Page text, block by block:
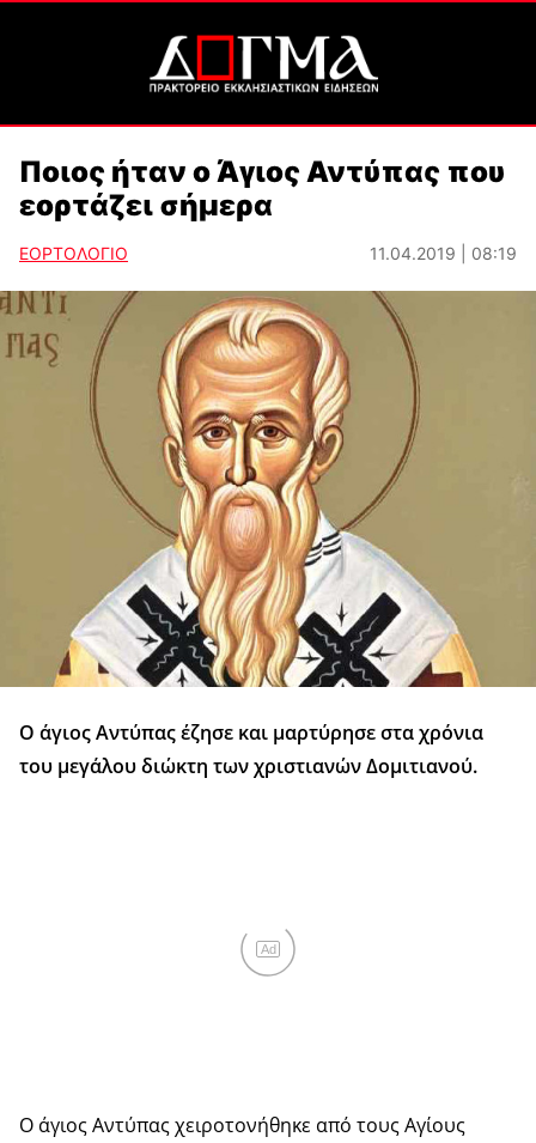
Ποιος ήταν ο Άγιος Αντύπας που
εορτάζει σήμερα
ΕΟΡΤΟΛΟΓΙΟ 11.04.2019 | 08:19
Ο άγιος Αντύπας έζησε και μαρτύρησε στα χρόνια
του μεγάλου διώκτη των χριστιανών Δομιτιανού.
Ad
Ο άγιος Αντύπας χειροτονήθηκε από τους Αγίους